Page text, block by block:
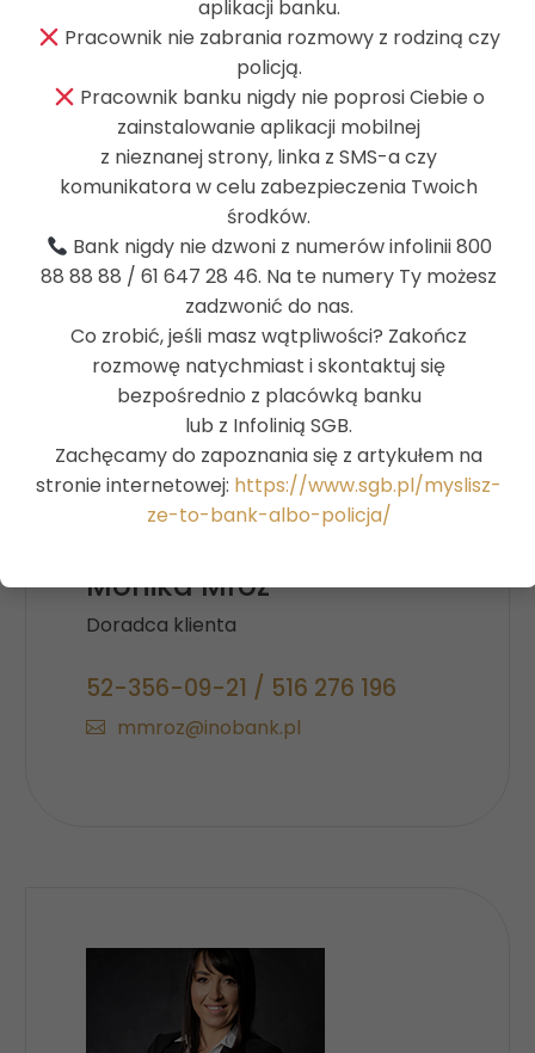
bnowakowska@inobank.pl
Monika Mróz
Doradca klienta
52-356-09-21 / 516 276 196
mmroz@inobank.pl
aplikacji banku.
Pracownik nie zabrania rozmowy z rodziną czy
policją.
Pracownik banku nigdy nie poprosi Ciebie o
zainstalowanie aplikacji mobilnej
z nieznanej strony, linka z SMS-a czy
komunikatora w celu zabezpieczenia Twoich
środków.
Bank nigdy nie dzwoni z numerów infolinii 800
88 88 88 / 61 647 28 46. Na te numery Ty możesz
zadzwonić do nas.
Co zrobić, jeśli masz wątpliwości? Zakończ
rozmowę natychmiast i skontaktuj się
bezpośrednio z placówką banku
lub z Infolinią SGB.
Zachęcamy do zapoznania się z artykułem na
stronie internetowej: https://www.sgb.pl/myslisz-
ze-to-bank-albo-policja/